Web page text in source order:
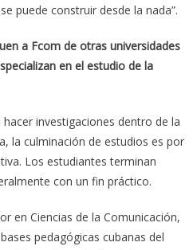
puede construir desde la nada”.
a Fcom de otras universidades
en el estudio de la
investigaciones dentro de la
la culminación de estudios es por
Los estudiantes terminan
con un fin práctico.
en Ciencias de la Comunicación,
pedagógicas cubanas del